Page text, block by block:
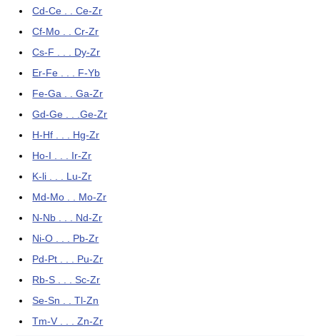
Cd-Ce . . Ce-Zr
Cf-Mo . . Cr-Zr
Cs-F . . . Dy-Zr
Er-Fe . . . F-Yb
Fe-Ga . . Ga-Zr
Gd-Ge . . .Ge-Zr
H-Hf . . . Hg-Zr
Ho-I . . . Ir-Zr
K-li . . . Lu-Zr
Md-Mo . . Mo-Zr
N-Nb . . . Nd-Zr
Ni-O . . . Pb-Zr
Pd-Pt . . . Pu-Zr
Rb-S . . . Sc-Zr
Se-Sn . . Tl-Zn
Tm-V . . . Zn-Zr